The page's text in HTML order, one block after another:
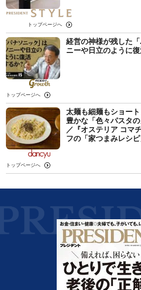
トップページへ
経営の神様が残した
ニーや日立のように
トップページへ
太麺も細麺もショー
豊かな「色々パスタ
／『オステリア コマ
フの「家つまみレシピ
トップページへ